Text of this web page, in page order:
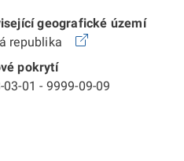
geografické území
republika
pokrytí
03-01 - 9999-09-09